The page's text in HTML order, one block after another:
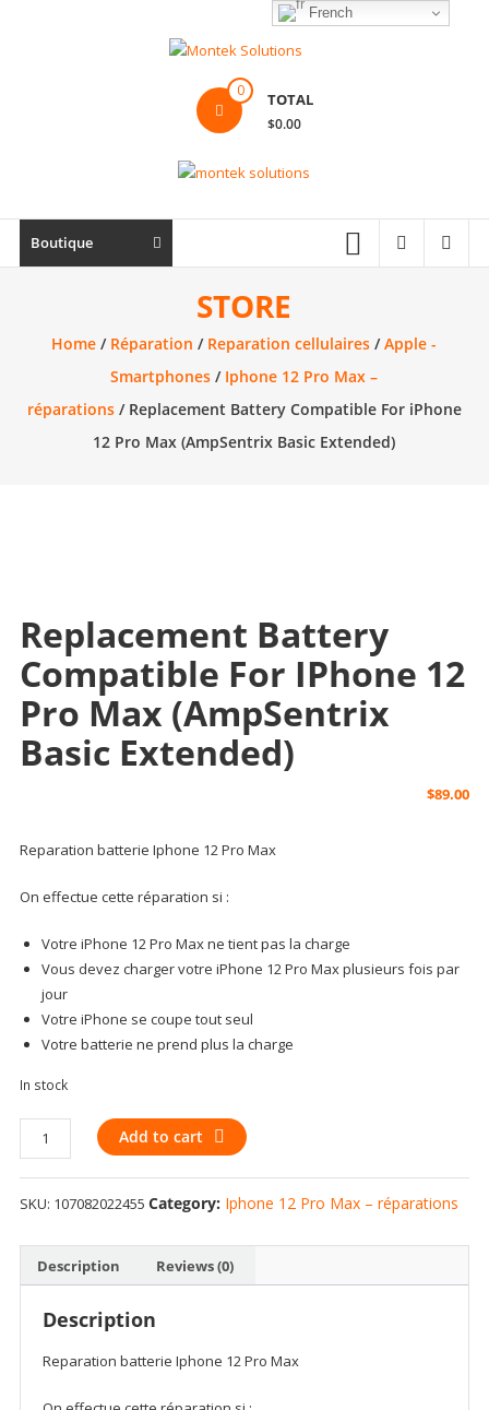
Ordinateur,
électronique
0 TOTAL
$0.00
Boutique
STORE
Home / Réparation / Reparation cellulaires /Apple -
Smartphones / Iphone 12 Pro Max –
réparations/ Replacement Battery Compatible For iPhone
12 Pro Max (AmpSentrix Basic Extended)
Replacement Battery
Compatible For IPhone 12
Pro Max (AmpSentrix
Basic Extended)
$89.00
Reparation batterie Iphone 12 Pro Max
On effectue cette réparation si :
Votre iPhone 12 Pro Max ne tient pas la charge
Vous devez charger votre iPhone 12 Pro Max plusieurs fois par
jour
Votre iPhone se coupe tout seul
Votre batterie ne prend plus la charge
In stock
Replacement
Battery
Compatible
For
Pro
(AmpSentrix
Basic
quantity
Add to cart
SKU: 107082022455 Category: Iphone 12 Pro Max – réparations
Description Reviews (0)
Description
Reparation batterie Iphone 12 Pro Max
French